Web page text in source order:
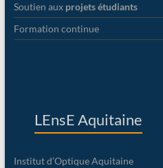
Soutien aux projets étudiants
Formation continue
LEnsE Aquitaine
Institut d’Optique Aquitaine